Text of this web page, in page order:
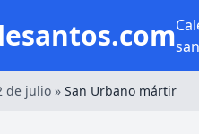
de julio » San Urbano mártir